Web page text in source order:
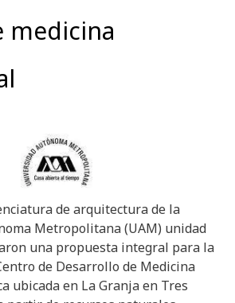
medicina
de arquitectura de la
Metropolitana (UAM) unidad
una propuesta integral para la
de Desarrollo de Medicina
ubicada en La Granja en Tres